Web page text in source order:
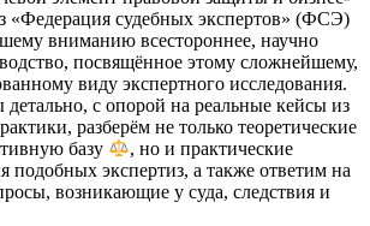
«Федерация судебных экспертов» (ФСЭ)
вниманию всестороннее, научно
посвящённое этому сложнейшему,
виду экспертного исследования.
с опорой на реальные кейсы из
разберём не только теоретические
базу
, но и практические
подобных экспертиз, а также ответим на
возникающие у суда, следствия и